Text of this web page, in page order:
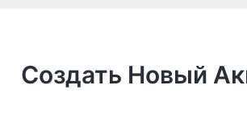
Создать Новый